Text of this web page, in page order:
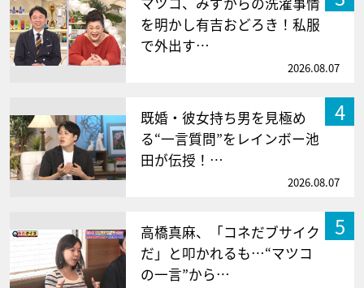
を明かし有吉おどろき！私服
で外出す…
2026.08.07
4
既婚・彼女持ち男を見極め
る“一言質問”をレインボー池
田が伝授！…
2026.08.07
5
高橋真麻、「コネだブサイク
だ」と叩かれるも…“マツコ
の一言”から…